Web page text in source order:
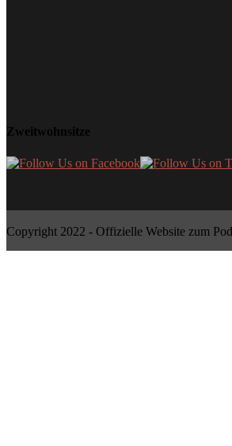
Zweitwohnsitze
Copyright 2022 - Offizielle Website zum